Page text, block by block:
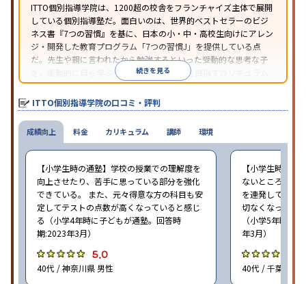
ITTO個別指導学院は、1200超の校舎をフランチャイズ主体で展開
している個別指導塾だ。面白いのは、世界的ベストセラーのビジ
ネス書『7つの習慣』を基に、日本の小・中・高校生向けにアレン
ジ・開発した教育プログラム「7つの習慣J」を提供している点
だ。先生や親に言われたから勉強するといった受動的な思考な子
を、能動的に自ら学ぶ子に育てていくことを目指すカリキュラム
である。個別指導の授業とは別に、集団授業形式の特別講座とし
て別料金で提供されるので、単なる成績アップ以上の、子どもの
心の成長を求める家庭にオススメだ。
続きを見る
ITTO個別指導学院の口コミ・評判
成績向上
【小学生時の通塾】学校の授業での理解度を
向上させたり、苦手に思っている部分を強化
できている。 また、元々得意な方の科目も安
定してテストの点数が高くなっていると感じ
る（小学4年時に子どもが通塾。回答時
期:2023年3月）
5.0
40代 / 神奈川県 男性
【小学生時の通
ないところがあ
を連発していた
切なくなった。
（小学5年時に
年3月）
40代 / 千葉県 女
料金 カリキュラム 講師 環境